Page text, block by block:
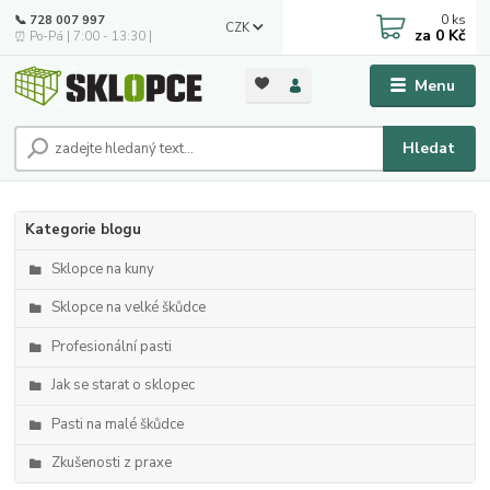
Menu
CZK
Hledat
📞 728 007 997
⏰ Po-Pá | 7:00 - 13:30 |
0 ks
za 0 Kč
Kategorie blogu
Sklopce na kuny
Sklopce na velké škůdce
Profesionální pasti
Jak se starat o sklopec
Pasti na malé škůdce
Zkušenosti z praxe